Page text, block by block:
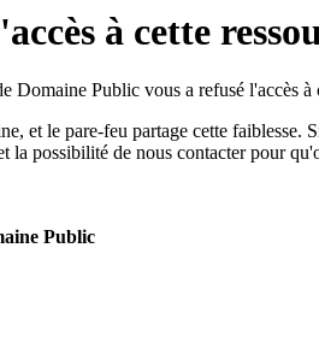
à cette
Domaine Public vous a refusé l'accès à
et le pare-feu partage cette
la possibilité de nous contacter pour
Public